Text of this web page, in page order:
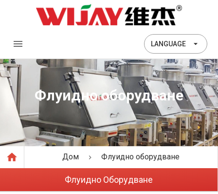
LANGUAGE
Флуидно оборудване
Дом Флуидно оборудване
Флуидно Оборудване